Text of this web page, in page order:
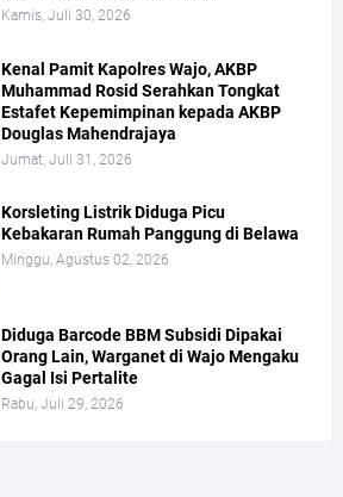
Kamis, Juli 30, 2026
Kenal Pamit Kapolres Wajo, AKBP
Muhammad Rosid Serahkan Tongkat
Estafet Kepemimpinan kepada AKBP
Douglas Mahendrajaya
Jumat, Juli 31, 2026
Korsleting Listrik Diduga Picu
Kebakaran Rumah Panggung di Belawa
Minggu, Agustus 02, 2026
Diduga Barcode BBM Subsidi Dipakai
Orang Lain, Warganet di Wajo Mengaku
Gagal Isi Pertalite
Rabu, Juli 29, 2026